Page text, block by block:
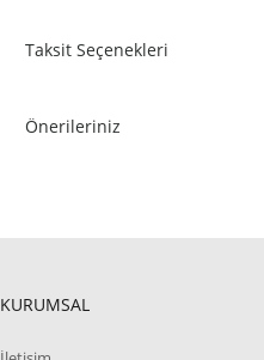
Taksit Seçenekleri
Önerileriniz
KURUMSAL